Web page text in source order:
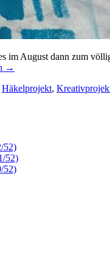
im August dann zum
→
Häkelprojekt,
52)
52)
52)